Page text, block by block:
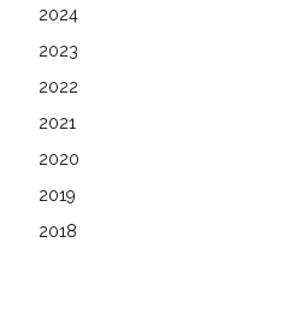
2024
2023
2022
2021
2020
2019
2018